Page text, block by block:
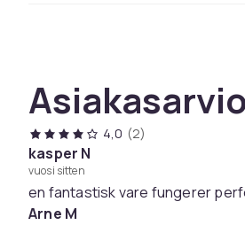
4,0 (2)
kasper N
vuosi sitten
en fantastisk vare fungerer
Arne M